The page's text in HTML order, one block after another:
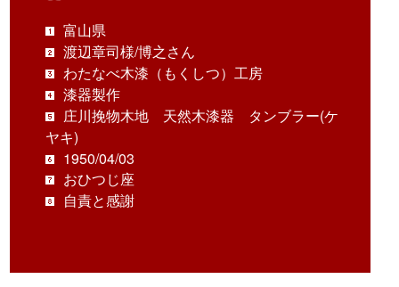
富山県
渡辺章司様/博之さん
わたなべ木漆（もくしつ）工房
漆器製作
庄川挽物木地 天然木漆器 タンブラー(ケ
ヤキ)
1950/04/03
おひつじ座
自責と感謝